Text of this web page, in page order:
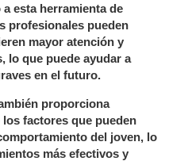
esta herramienta de
profesionales pueden
mayor atención y
lo que puede ayudar a
en el futuro.
proporciona
factores que pueden
del joven, lo
más efectivos y